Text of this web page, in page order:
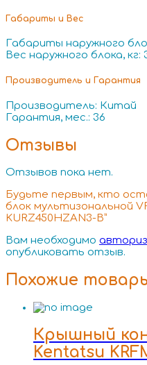
Габариты и Вес
Габариты наружного
Вес наружного блока, кг:
Производитель и Гарантия
Производитель: Китай
Гарантия, мес.: 36
Отзывы
Отзывов пока нет.
Будьте первым, кто
блок мультизональной
KURZ450HZAN3-B”
Вам необходимо
опубликовать отзыв.
Похожие
Крышный
Kentatsu